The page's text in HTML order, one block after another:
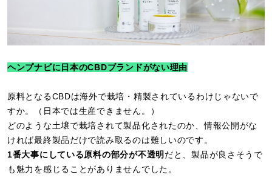
ヘンプナビに日本のCBDブランドがない理由
原料となるCBDは海外で栽培・精製されているわけじゃないで
すか。（日本では生産できません。）
どのような土壌で栽培されて製品化されたのか、情報公開がな
ければ最終製品だけで読み取るのは難しいのです。
1番大事にしている原料の部分が不透明 だと、製品が良さそうで
も魅力を感じることがありませんでした。